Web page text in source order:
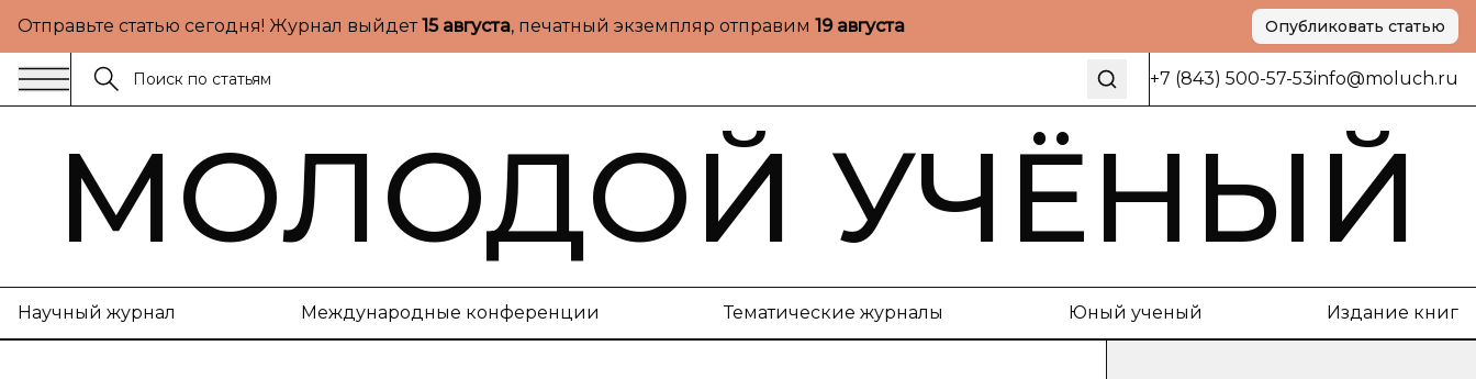
Отправьте статью сегодня! Журнал выйдет15 августа, печатный экземпляр отправим 19 августа Опубликовать статью
+7 (843) 500-57-53info@moluch.ru
МОЛОДОЙ УЧЁНЫЙ
Научный журнал Международные конференции Тематические журналы Юный ученый Издание книг